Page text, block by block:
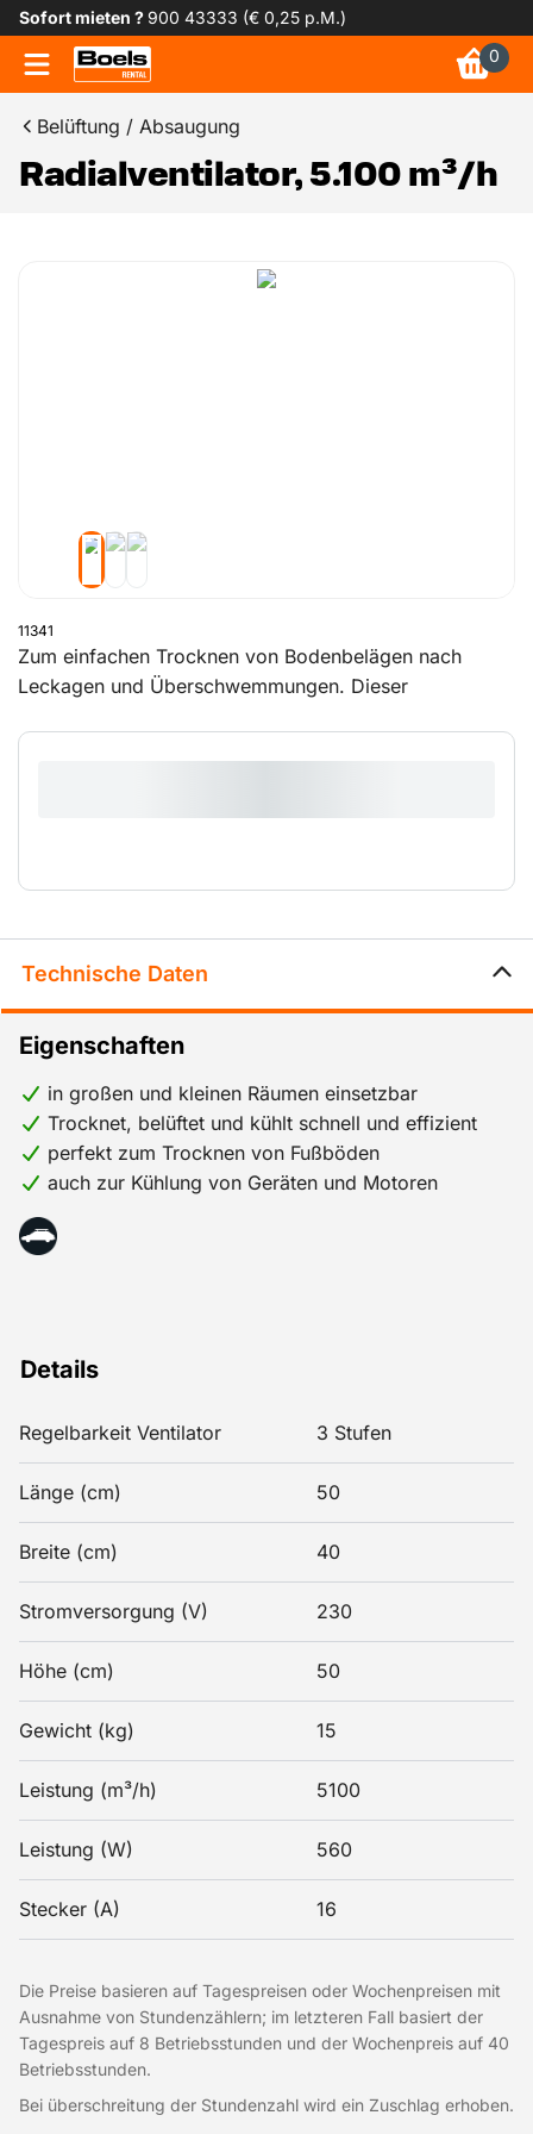
Sofort mieten ?900 43333 (€ 0,25 p.M.)
0
Belüftung / Absaugung
Radialventilator, 5.100 m³/h
11341
Zum einfachen Trocknen von Bodenbelägen nach
Leckagen und Überschwemmungen. Dieser
Stufen. Wenn die Luft über die nasse Oberfläche
Technische Daten
Details
Regelbarkeit Ventilator 3 Stufen
Länge (cm) 50
Breite (cm) 40
Stromversorgung (V) 230
Höhe (cm) 50
Gewicht (kg) 15
Leistung (m³/h) 5100
Leistung (W) 560
Stecker (A) 16
Eigenschaften
in großen und kleinen Räumen einsetzbar
Trocknet, belüftet und kühlt schnell und effizient
perfekt zum Trocknen von Fußböden
auch zur Kühlung von Geräten und Motoren
Die Preise basieren auf Tagespreisen oder Wochenpreisen mit
Ausnahme von Stundenzählern; im letzteren Fall basiert der
Tagespreis auf 8 Betriebsstunden und der Wochenpreis auf 40
Betriebsstunden.
Bei überschreitung der Stundenzahl wird ein Zuschlag erhoben.